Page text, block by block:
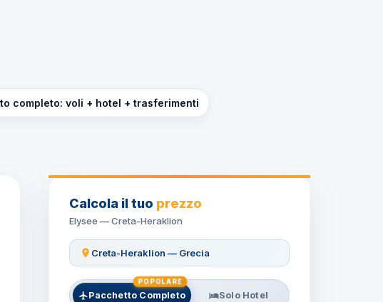
completo: voli + hotel + trasferimenti
Calcola il tuo prezzo
Elysee — Creta-Heraklion
Creta-Heraklion — Grecia
Pacchetto Completo
POPOLARE
Solo Hotel